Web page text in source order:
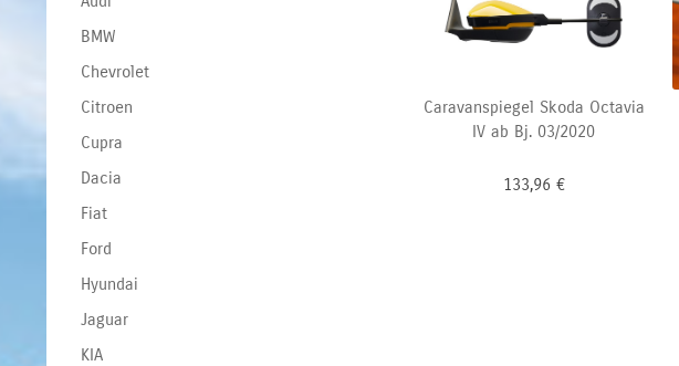
BMW
Chevrolet
Citroen
Cupra
Dacia
Fiat
Ford
Hyundai
Jaguar
KIA
Caravanspiegel Skoda Octavia
IV ab Bj. 03/2020
133,96 €